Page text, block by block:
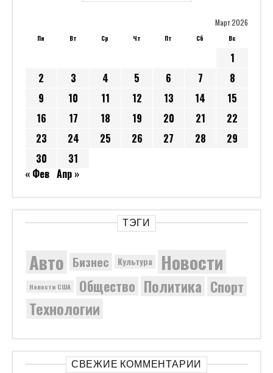
Март 2026
Пн Вт Ср Чт Пт Сб Вс
1
2
3 4 5 6 7
8
9
10 11 12 13 14
15
16
17 18 19 20 21
22
23
24 25 26 27 28
29
30
31
« Фев Апр »
ТЭГИ
Авто Бизнес Культура Новости
Новости США Общество Политика Спорт
Технологии
СВЕЖИЕ КОММЕНТАРИИ